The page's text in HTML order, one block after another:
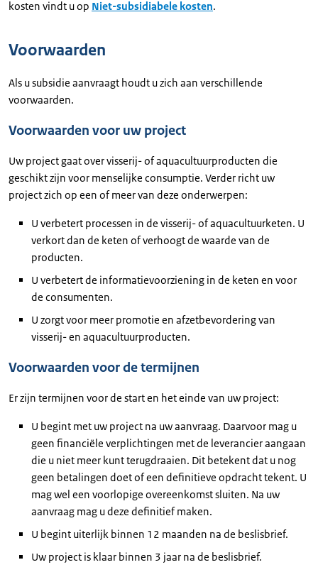
kosten vindt u op Niet-subsidiabele kosten.
Voorwaarden
Als u subsidie aanvraagt houdt u zich aan verschillende
voorwaarden.
Voorwaarden voor uw project
Uw project gaat over visserij- of aquacultuurproducten die
geschikt zijn voor menselijke consumptie. Verder richt uw
project zich op een of meer van deze onderwerpen:
U verbetert processen in de visserij- of aquacultuurketen. U
verkort dan de keten of verhoogt de waarde van de
producten.
U verbetert de informatievoorziening in de keten en voor
de consumenten.
U zorgt voor meer promotie en afzetbevordering van
visserij- en aquacultuurproducten.
Voorwaarden voor de termijnen
Er zijn termijnen voor de start en het einde van uw project:
U begint met uw project na uw aanvraag. Daarvoor mag u
geen financiële verplichtingen met de leverancier aangaan
die u niet meer kunt terugdraaien. Dit betekent dat u nog
geen betalingen doet of een definitieve opdracht tekent. U
mag wel een voorlopige overeenkomst sluiten. Na uw
aanvraag mag u deze definitief maken.
U begint uiterlijk binnen 12 maanden na de beslisbrief.
Uw project is klaar binnen 3 jaar na de beslisbrief.